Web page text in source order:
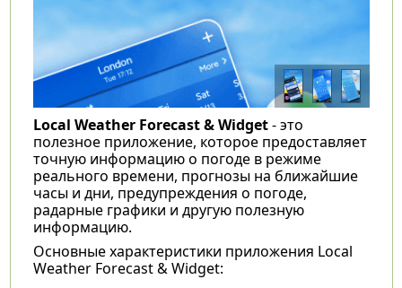
Local Weather Forecast & Widget- это
полезное приложение, которое предоставляет
точную информацию о погоде в режиме
реального времени, прогнозы на ближайшие
часы и дни, предупреждения о погоде,
радарные графики и другую полезную
информацию.
Основные характеристики приложения Local
Weather Forecast & Widget: